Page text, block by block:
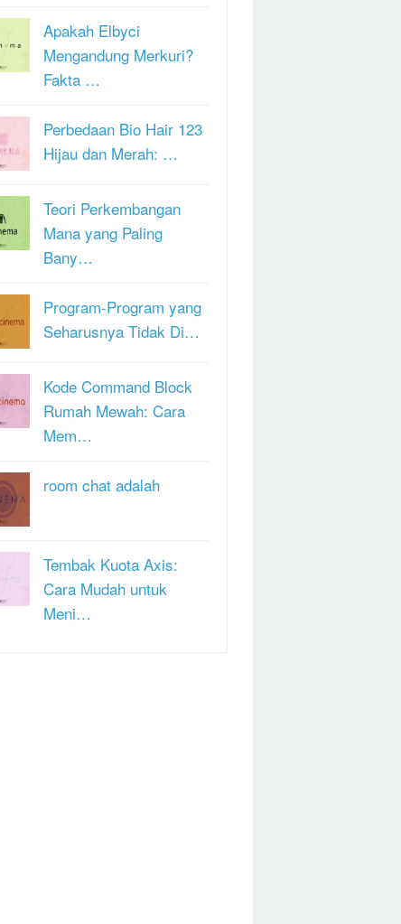
Apakah Elbyci
Mengandung Merkuri?
Fakta …
Perbedaan Bio Hair 123
Hijau dan Merah: …
Teori Perkembangan
Mana yang Paling
Bany…
Program-Program yang
Seharusnya Tidak Di…
Kode Command Block
Rumah Mewah: Cara
Mem…
room chat adalah
Tembak Kuota Axis:
Cara Mudah untuk
Meni…